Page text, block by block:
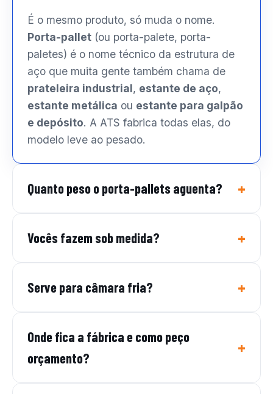
É o mesmo produto, só muda o nome.
Porta-pallet (ou porta-palete, porta-
paletes) é o nome técnico da estrutura de
aço que muita gente também chama de
prateleira industrial, estante de aço,
estante metálica ou estante para galpão
e depósito. A ATS fabrica todas elas, do
modelo leve ao pesado.
Quanto peso o porta-pallets aguenta?
Vocês fazem sob medida?
Serve para câmara fria?
Onde fica a fábrica e como peço
orçamento?